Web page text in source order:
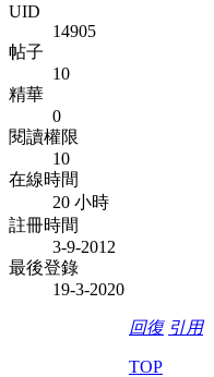
UID
14905
帖子
10
精華
0
閱讀權限
10
在線時間
20 小時
註冊時間
3-9-2012
最後登錄
19-3-2020
回復 引用
TOP